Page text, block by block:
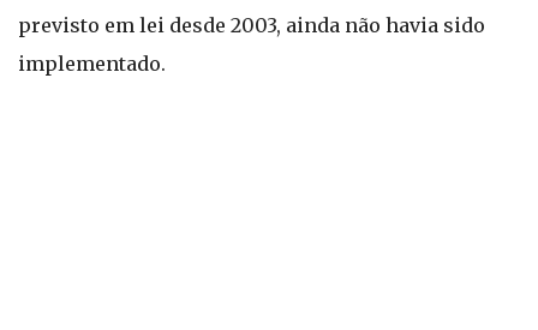
previsto em lei desde 2003, ainda não havia sido
implementado.